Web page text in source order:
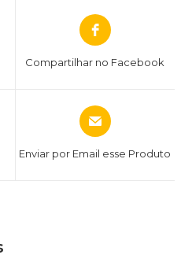
Compartilhar no Facebook
Enviar por Email esse Produto